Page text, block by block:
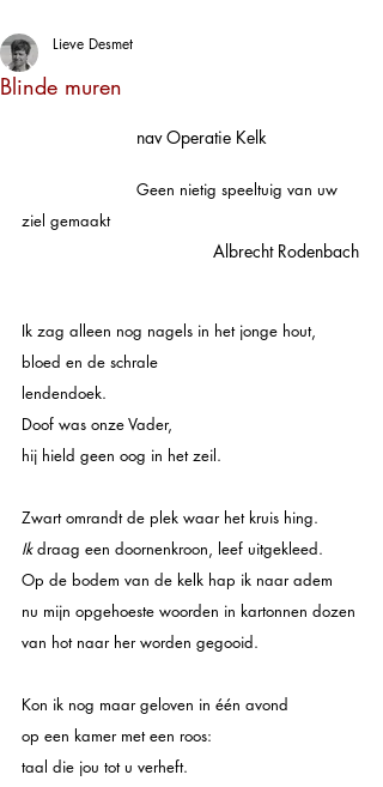
Blinde muren
Lieve Desmet
nav Operatie Kelk
Geen nietig speeltuig van uw
ziel gemaakt
Albrecht Rodenbach
Ik zag alleen nog nagels in het jonge hout,
bloed en de schrale
lendendoek.
Doof was onze Vader,
hij hield geen oog in het zeil.
Zwart omrandt de plek waar het kruis hing.
Ik draag een doornenkroon, leef uitgekleed.
Op de bodem van de kelk hap ik naar adem
nu mijn opgehoeste woorden in kartonnen dozen
van hot naar her worden gegooid.
Kon ik nog maar geloven in één avond
op een kamer met een roos:
taal die jou tot u verheft.